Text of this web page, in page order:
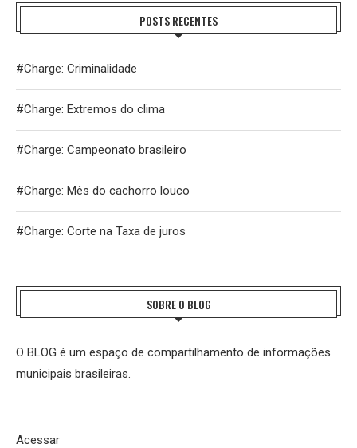
POSTS RECENTES
#Charge: Criminalidade
#Charge: Extremos do clima
#Charge: Campeonato brasileiro
#Charge: Mês do cachorro louco
#Charge: Corte na Taxa de juros
SOBRE O BLOG
O BLOG é um espaço de compartilhamento de informações
municipais brasileiras.
Acessar